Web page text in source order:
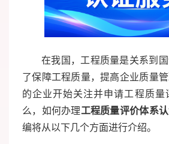
在我国，工程质量是关系到
了保障工程质量，提高企业质量
的企业开始关注并申请工程质量
么，如何办理工程质量评价体系
编将从以下几个方面进行介绍。